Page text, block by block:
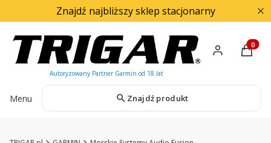
Znajdź najbliższy sklep stacjonarny
Menu Znajdź produkt